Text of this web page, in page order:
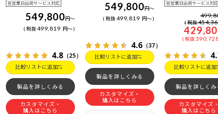
翌営業日出荷サービス対応
549,800円～
税抜499,819 円～
4.8 （25）
比較リストに追加
製品を詳しくみる
カスタマイズ・
購入はこちら
549,800円～
税抜499,819 円～
4.6 （37）
比較リストに追加
製品を詳しくみる
カスタマイズ・
購入はこちら
翌営業日出荷サービス対応
税抜
税抜
比較リストに追加
製品を詳しくみ
カスタマイズ
購入はこちら